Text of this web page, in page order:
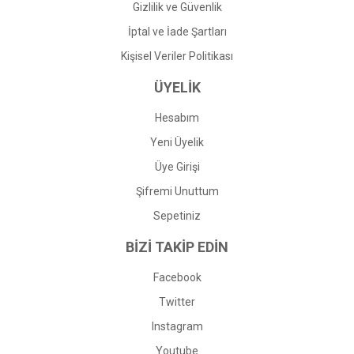
Gizlilik ve Güvenlik
İptal ve İade Şartları
Kişisel Veriler Politikası
ÜYELİK
Hesabım
Yeni Üyelik
Üye Girişi
Şifremi Unuttum
Sepetiniz
BİZİ TAKİP EDİN
Facebook
Twitter
Instagram
Youtube